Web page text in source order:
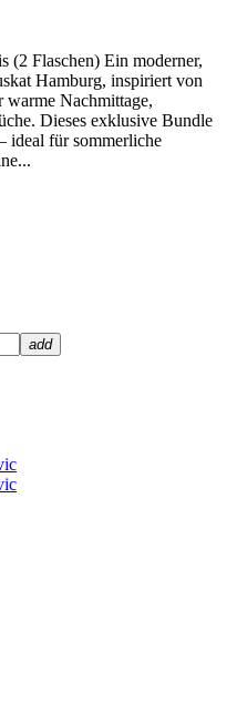
(2 Flaschen) Ein moderner,
Hamburg, inspiriert von
Nachmittage,
Dieses exklusive Bundle
ideal für sommerliche
add